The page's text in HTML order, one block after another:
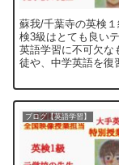
蘇我/千葉寺の英検
検3級はとても良い
英語学習に不可欠な
徒や、中学英語を復
ブログ【英語学習】